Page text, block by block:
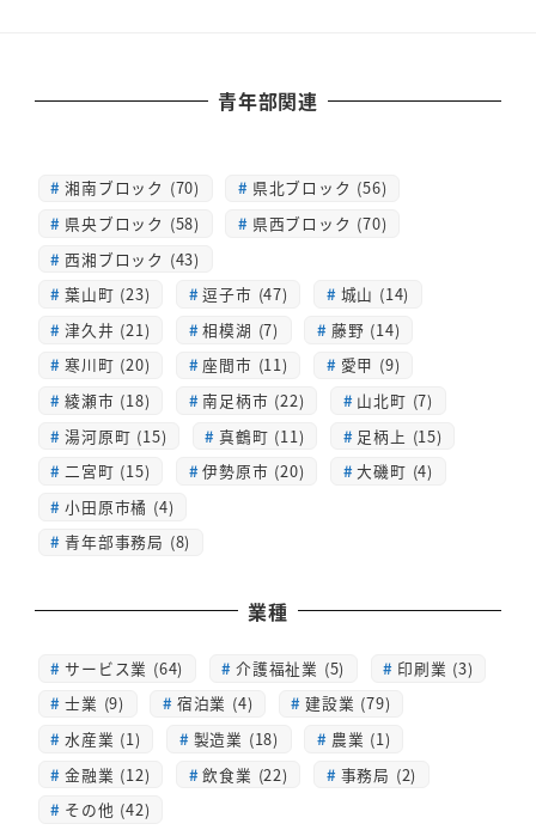
青年部関連
湘南ブロック (70)
県北ブロック (56)
県央ブロック (58)
県西ブロック (70)
西湘ブロック (43)
葉山町 (23)
逗子市 (47)
城山 (14)
津久井 (21)
相模湖 (7)
藤野 (14)
寒川町 (20)
座間市 (11)
愛甲 (9)
綾瀬市 (18)
南足柄市 (22)
山北町 (7)
湯河原町 (15)
真鶴町 (11)
足柄上 (15)
二宮町 (15)
伊勢原市 (20)
大磯町 (4)
小田原市橘 (4)
青年部事務局 (8)
業種
サービス業 (64) 介護福祉業 (5)
印刷業 (3)
士業 (9)
宿泊業 (4)
建設業 (79)
水産業 (1)
製造業 (18)
農業 (1)
金融業 (12)
飲食業 (22)
事務局 (2)
その他 (42)